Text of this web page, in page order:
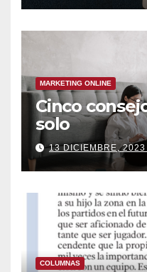
MARKETING ONLINE
Cinco
solo
13 DICIEMBRE, 2023
COLUMNAS